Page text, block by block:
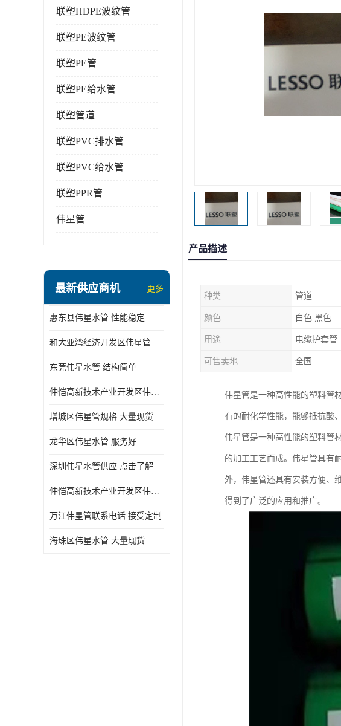
联塑HDPE波纹管
联塑PE波纹管
联塑PE管
联塑PE给水管
联塑管道
联塑PVC排水管
联塑PVC给水管
联塑PPR管
伟星管
最新供应商机 更多
惠东县伟星水管 性能稳定
和大亚湾经济开发区伟星管批发
东莞伟星水管 结构简单
仲恺高新技术产业开发区伟星管型号 技术成熟
增城区伟星管规格 大量现货
龙华区伟星水管 服务好
深圳伟星水管供应 点击了解
仲恺高新技术产业开发区伟星水管 大量现货
万江伟星管联系电话 接受定制
海珠区伟星水管 大量现货
产品描述
种类 管道
颜色 白色 黑色
用途 电缆护套管
可售卖地 全国
伟星管是一种高性能的塑料管
有的耐化学性能，能够抵抗酸
伟星管是一种高性能的塑料管
的加工工艺而成。伟星管具有
外，伟星管还具有安装方便、
得到了广泛的应用和推广。